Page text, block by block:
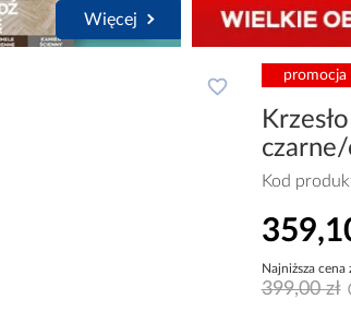
Więcej
promocja
Kod
Najniższa
399,00 zł